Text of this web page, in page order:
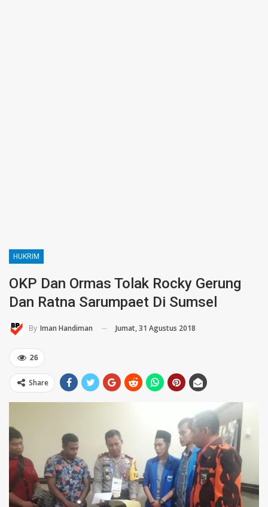
HUKRIM
OKP Dan Ormas Tolak Rocky Gerung
Dan Ratna Sarumpaet Di Sumsel
By Iman Handiman Jumat, 31 Agustus 2018
26
Share